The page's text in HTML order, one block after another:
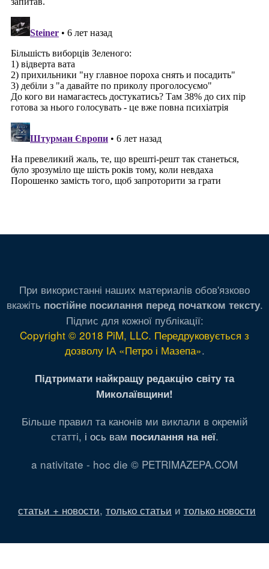
При використанні наших материалів обов'язково
вкажіть постійне посилання перед початком тексту.
Підпис для кожної публікації:
Copyright © 2018 PiM, LLC. Передруковується з
дозволу ІА «Петро і Мазепа».
Підтримати найкращу редакцію світу та
Миколаївщини!
Більше правил та канонів ми виклали в окремій
статті, і ось вам посилання на неї.
a nativitate - hoc die © PETRIMAZEPA.COM
статьи + новости, только статьи и только новости